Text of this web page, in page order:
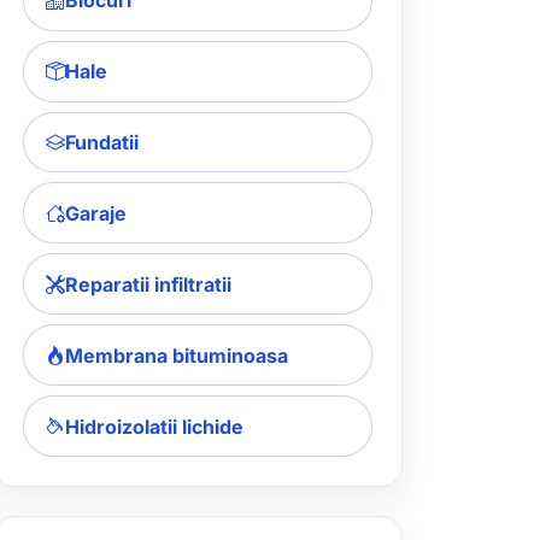
Hale
Fundatii
Garaje
Reparatii infiltratii
Membrana bituminoasa
Hidroizolatii lichide